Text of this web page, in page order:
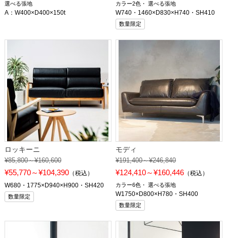
選べる張地
A：W400×D400×150t
カラー2色 選べる張地
W740・1460×D830×H740・SH410
数量限定
ロッキーニ
¥85,800～¥160,600
¥55,770～¥104,390（税込）
W680・1775×D940×H900・SH420
数量限定
モディ
¥191,400～¥246,840
¥124,410～¥160,446 （税込）
カラー6色 選べる張地
W1750×D800×H780・SH400
数量限定